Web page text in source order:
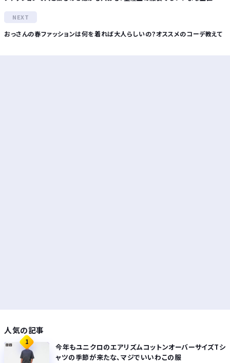
おっさんの春ファッションは何を着れば大人らしいの？オススメのコーデ教えて
人気の記事
1
今年もユニクロのエアリズムコットンオーバーサイズTシ
ャツの季節が来たな、マジでいいわこの服